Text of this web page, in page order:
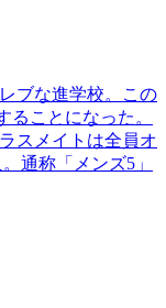
ブな進学校。この
ことになった。
スメイトは全員オ
通称「メンズ5」